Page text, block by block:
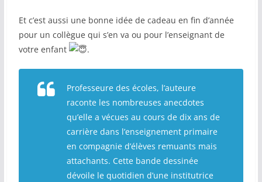
Humour
Et c’est aussi une bonne idée de cadeau en fin d’année
pour un collègue qui s’en va ou pour l’enseignant de
votre enfant
.
Professeure des écoles, l’auteure
raconte les nombreuses anecdotes
qu’elle a vécues au cours de dix ans de
carrière dans l’enseignement primaire
en compagnie d’élèves remuants mais
attachants. Cette bande dessinée
dévoile le quotidien d’une institutrice